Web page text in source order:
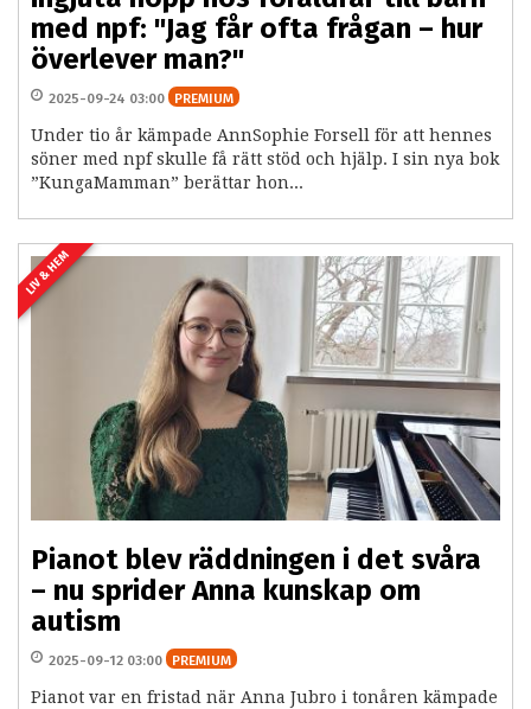
med npf: "Jag får ofta frågan – hur
överlever man?"
2025-09-24 03:00 PREMIUM
Under tio år kämpade AnnSophie Forsell för att hennes
söner med npf skulle få rätt stöd och hjälp. I sin nya bok
”KungaMamman” berättar hon...
LIV & HEM
Pianot blev räddningen i det svåra
– nu sprider Anna kunskap om
autism
2025-09-12 03:00 PREMIUM
Pianot var en fristad när Anna Jubro i tonåren kämpade